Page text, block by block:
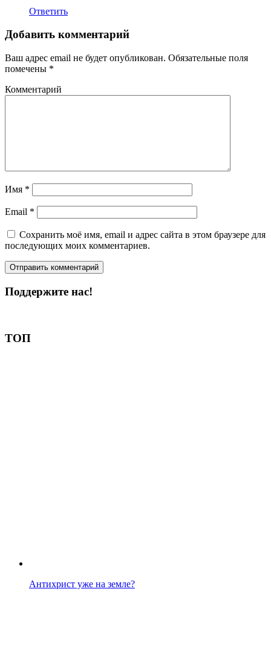
Ответить
Добавить комментарий
Ваш адрес email не будет опубликован. Обязательные поля
помечены *
Комментарий
Имя *
Email *
Сохранить моё имя, email и адрес сайта в этом браузере для
последующих моих комментариев.
Поддержите нас!
ТОП
Антихрист уже на земле?